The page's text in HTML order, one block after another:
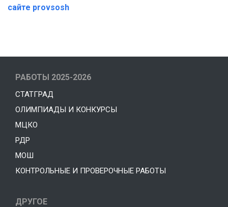
сайте provsosh
РАБОТЫ 2025-2026
СТАТГРАД
ОЛИМПИАДЫ И КОНКУРСЫ
МЦКО
РДР
МОШ
КОНТРОЛЬНЫЕ И ПРОВЕРОЧНЫЕ РАБОТЫ
ДРУГОЕ